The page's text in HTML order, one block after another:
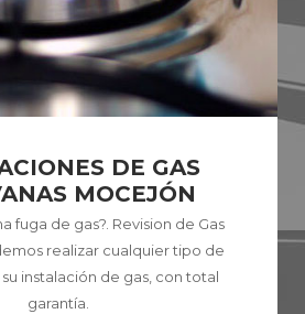
DE GAS
MOCEJÓN
fuga de gas?. Revision de Gas
realizar cualquier tipo de
instalación de gas, con total
garantía.